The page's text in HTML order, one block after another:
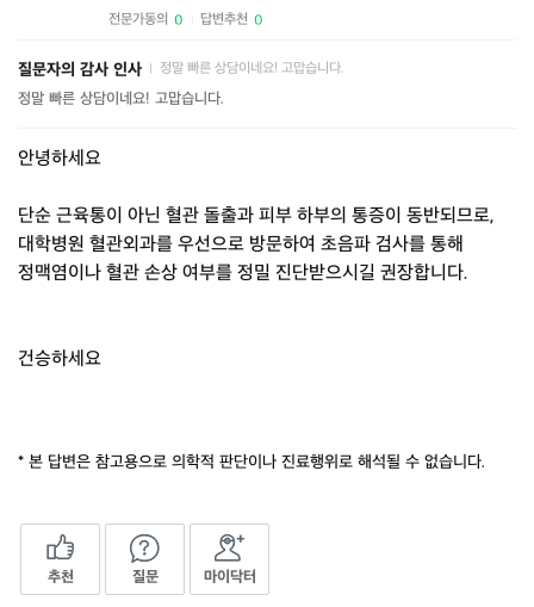
전문가동의 0 답변추천 0
질문자의 감사 인사 정말 빠른 상담이네요! 고맙습니다.
정말 빠른 상담이네요! 고맙습니다.
안녕하세요
단순 근육통이 아닌 혈관 돌출과 피부 하부의 통증이 동반되므로,
대학병원 혈관외과를 우선으로 방문하여 초음파 검사를 통해
정맥염이나 혈관 손상 여부를 정밀 진단받으시길 권장합니다.
건승하세요
* 본 답변은 참고용으로 의학적 판단이나 진료행위로 해석될 수 없습니다.
추천 질문 마이닥터